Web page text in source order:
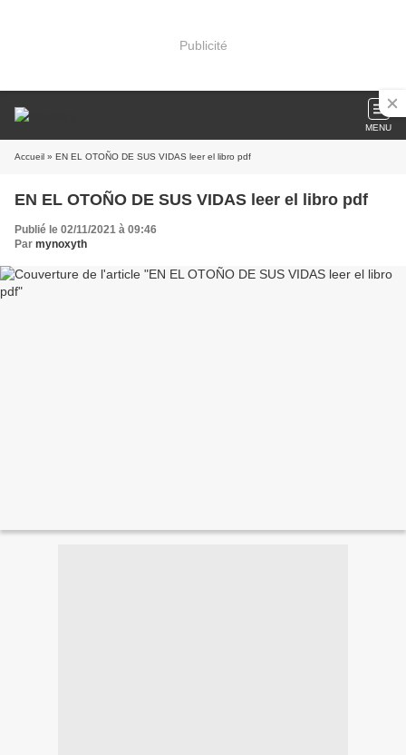
Publicité
MENU
Accueil » EN EL OTOÑO DE SUS VIDAS leer el libro pdf
EN EL OTOÑO DE SUS VIDAS leer el libro pdf
Publié le 02/11/2021 à 09:46
Par mynoxyth